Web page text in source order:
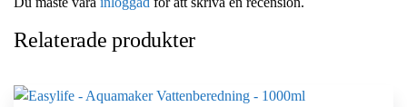
Relaterade produkter